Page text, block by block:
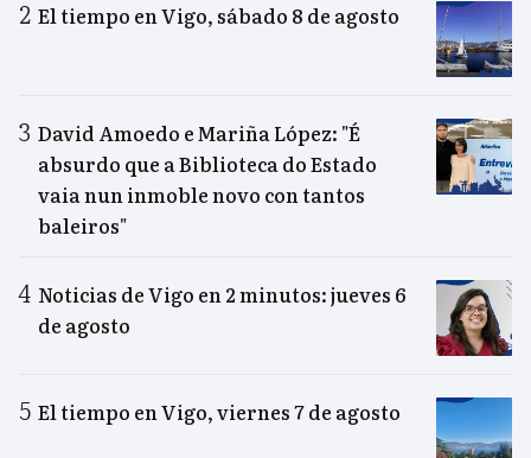
El tiempo en Vigo, sábado 8 de agosto
David Amoedo e Mariña López: "É
absurdo que a Biblioteca do Estado
vaia nun inmoble novo con tantos
baleiros"
Noticias de Vigo en 2 minutos: jueves 6
de agosto
El tiempo en Vigo, viernes 7 de agosto